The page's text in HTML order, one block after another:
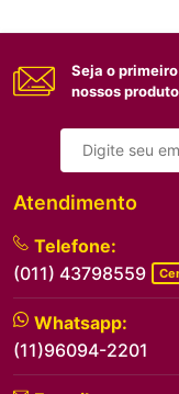
Seja o
nossos
Atendimento
Telefone:
(011) 43798559
Whatsapp:
(11)96094-2201